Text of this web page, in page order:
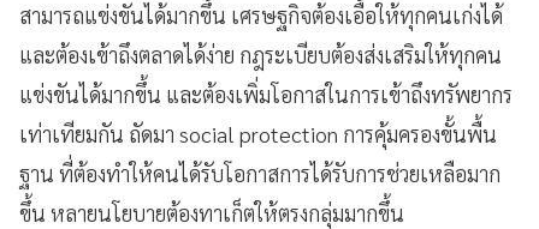
สามารถแข่งขันได้มากขึ้น เศรษฐกิจต้องเอื้อให้ทุกคนเก่งได้
และต้องเข้าถึงตลาดได้ง่าย กฎระเบียบต้องส่งเสริมให้ทุกคน
แข่งขันได้มากขึ้น และต้องเพิ่มโอกาสในการเข้าถึงทรัพยากร
เท่าเทียมกัน ถัดมา social protection การคุ้มครองขั้นพื้น
ฐาน ที่ต้องทำให้คนได้รับโอกาสการได้รับการช่วยเหลือมาก
ขึ้น หลายนโยบายต้องทาเก็ตให้ตรงกลุ่มมากขึ้น